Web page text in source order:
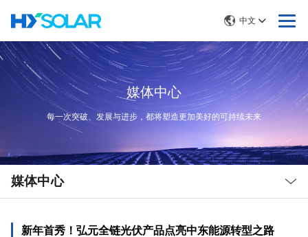
中文
媒体中心
每一次突破、发展与进步，都将塑造更加美好的可持续未来
媒体中心
Nav
Open
Menu
新年首秀！弘元全链光伏产品点亮中东能源转型之路